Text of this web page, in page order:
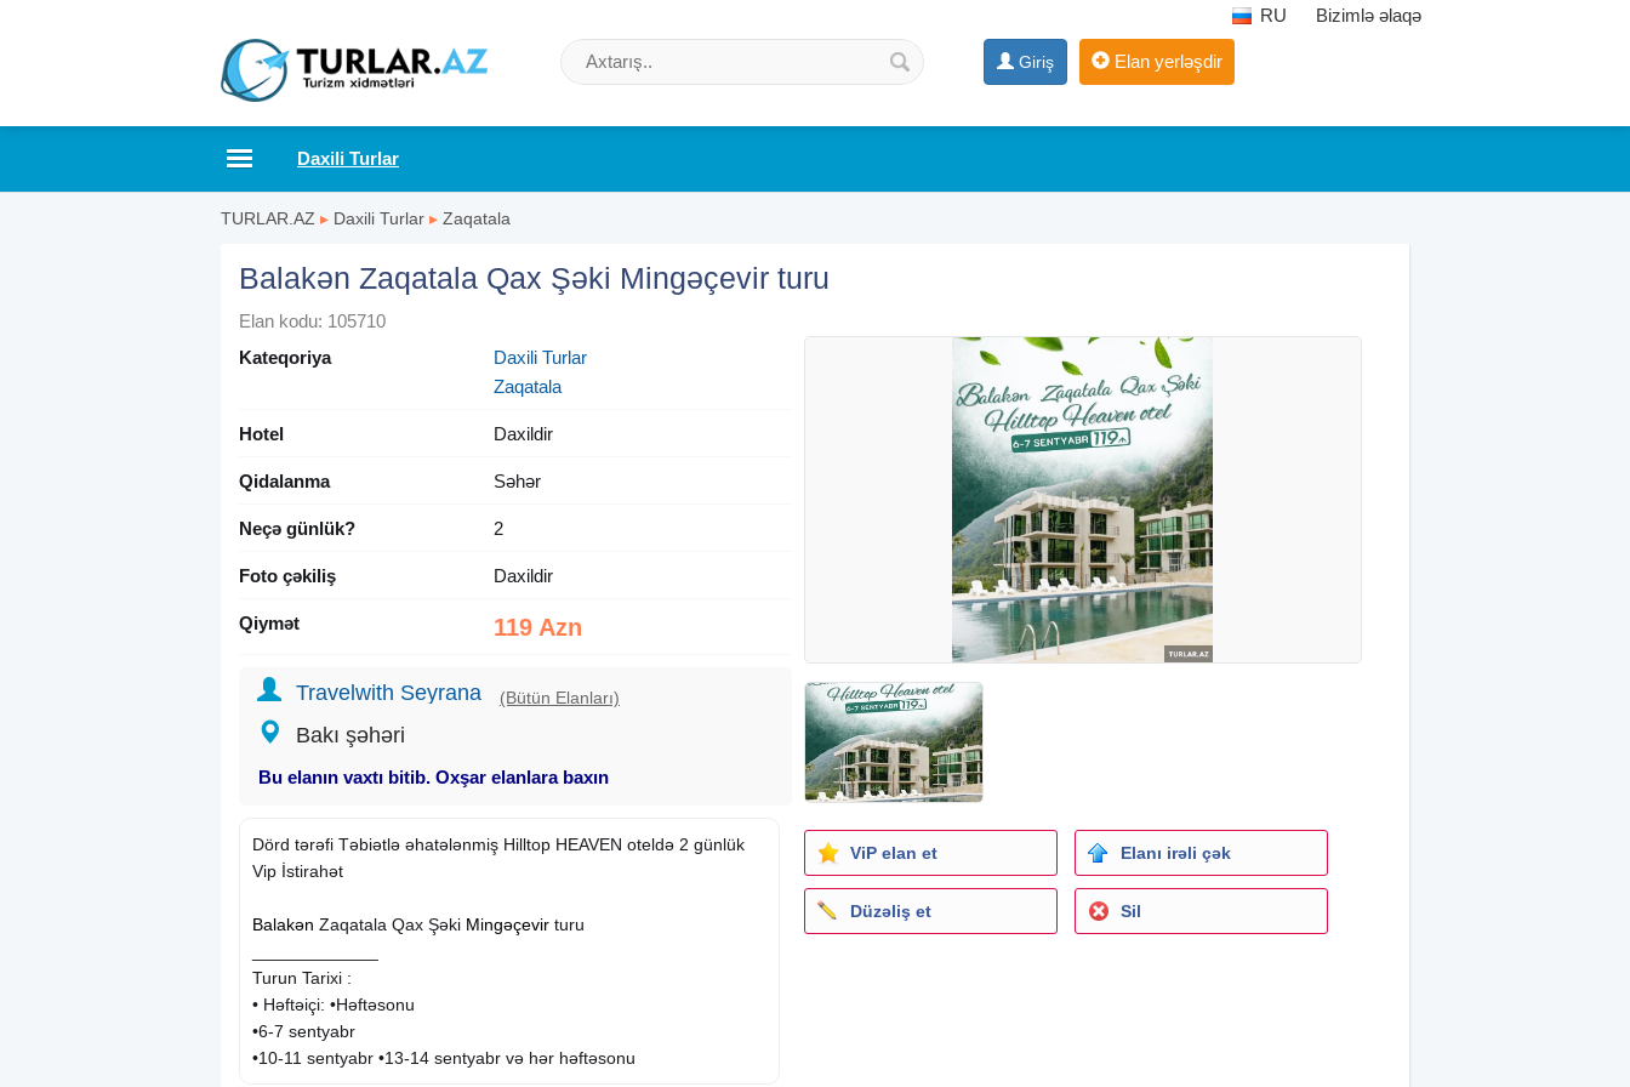
RU Bizimlə əlaqə
Giriş Elan yerləşdir
Daxili Turlar
TURLAR.AZ ▸ Daxili Turlar ▸ Zaqatala
Balakən Zaqatala Qax Şəki Mingəçevir turu
Elan kodu: 105710
Kateqoriya
Daxili Turlar
Zaqatala
Hotel Daxildir
Qidalanma Səhər
Neçə günlük? 2
Foto çəkiliş Daxildir
Qiymət 119 Azn
Travelwith Seyrana (Bütün Elanları)
Bakı şəhəri
Bu elanın vaxtı bitib. Oxşar elanlara baxın
Dörd tərəfi Təbiətlə əhatələnmiş Hilltop HEAVEN oteldə 2 günlük
Vip İstirahət
Balakən Zaqatala Qax Şəki Mingəçevir turu
Turun Tarixi :
• Həftəiçi: •Həftəsonu
•6-7 sentyabr
•10-11 sentyabr •13-14 sentyabr və hər həftəsonu
ViP elan et Elanı irəli çək
Düzəliş et Sil